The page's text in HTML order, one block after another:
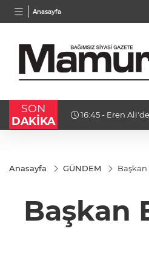
Anasayfa
TND
16,3788%0,90
SON
DAKİKA
16:45 - Eren
Anasayfa GÜNDEM
Başkan